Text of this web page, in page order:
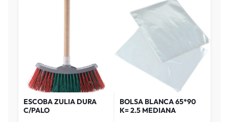
ESCOBA ZULIA DURA
C/PALO
BOLSA BLANCA 65*90
K= 2.5 MEDIANA